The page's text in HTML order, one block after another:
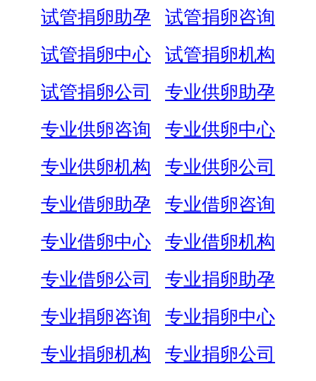
试管捐卵助孕
试管捐卵咨询
试管捐卵中心
试管捐卵机构
试管捐卵公司
专业供卵助孕
专业供卵咨询
专业供卵中心
专业供卵机构
专业供卵公司
专业借卵助孕
专业借卵咨询
专业借卵中心
专业借卵机构
专业借卵公司
专业捐卵助孕
专业捐卵咨询
专业捐卵中心
专业捐卵机构
专业捐卵公司